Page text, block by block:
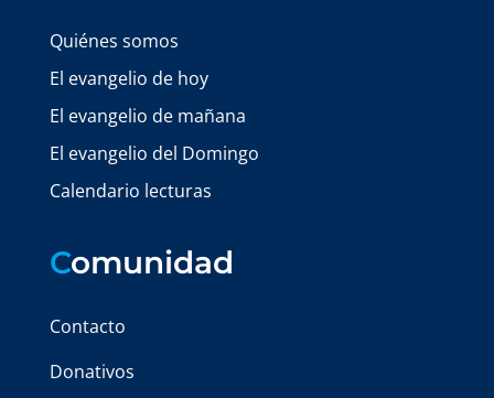
Quiénes somos
El evangelio de hoy
El evangelio de mañana
El evangelio del Domingo
Calendario lecturas
Comunidad
Contacto
Donativos